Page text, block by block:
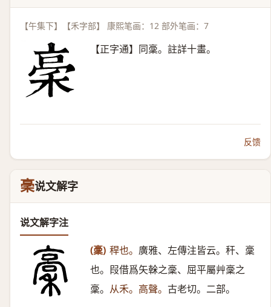
【午集下】【禾字部】 康熙笔画：12 部外笔画：7
【正字通】同稾。註詳十畫。
反馈
稁说文解字
说文解字注
(稾) 稈也。 廣雅、左傳注皆云。秆、稾
也。叚借爲矢榦之稾、屈平屬艸稾之
稾。 从禾。高聲。 古老切。二部。